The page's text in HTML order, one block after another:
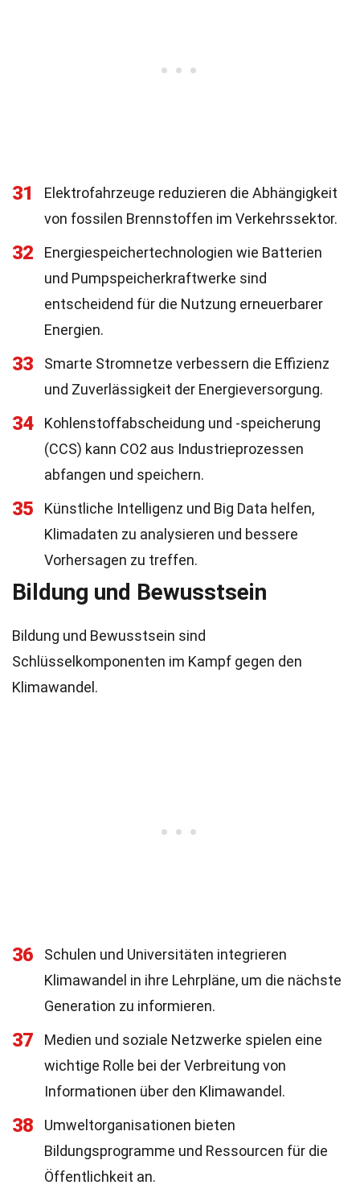
31
Elektrofahrzeuge reduzieren die Abhängigkeit
von fossilen Brennstoffen im Verkehrssektor.
32
Energiespeichertechnologien wie Batterien
und Pumpspeicherkraftwerke sind
entscheidend für die Nutzung erneuerbarer
Energien.
33
Smarte Stromnetze verbessern die Effizienz
und Zuverlässigkeit der Energieversorgung.
34
Kohlenstoffabscheidung und -speicherung
(CCS) kann CO2 aus Industrieprozessen
abfangen und speichern.
35
Künstliche Intelligenz und Big Data helfen,
Klimadaten zu analysieren und bessere
Vorhersagen zu treffen.
Bildung und Bewusstsein
Bildung und Bewusstsein sind
Schlüsselkomponenten im Kampf gegen den
Klimawandel.
36
Schulen und Universitäten integrieren
Klimawandel in ihre Lehrpläne, um die nächste
Generation zu informieren.
37
Medien und soziale Netzwerke spielen eine
wichtige Rolle bei der Verbreitung von
Informationen über den Klimawandel.
38
Umweltorganisationen bieten
Bildungsprogramme und Ressourcen für die
Öffentlichkeit an.